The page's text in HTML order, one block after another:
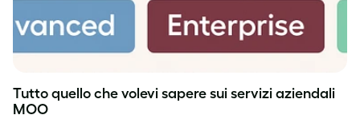
Tutto quello che volevi sapere sui servizi aziendali
MOO